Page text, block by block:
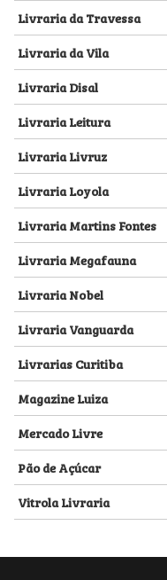
Livraria da Travessa
Livraria da Vila
Livraria Disal
Livraria Leitura
Livraria Livruz
Livraria Loyola
Livraria Martins Fontes
Livraria Megafauna
Livraria Nobel
Livraria Vanguarda
Livrarias Curitiba
Magazine Luiza
Mercado Livre
Pão de Açúcar
Vitrola Livraria